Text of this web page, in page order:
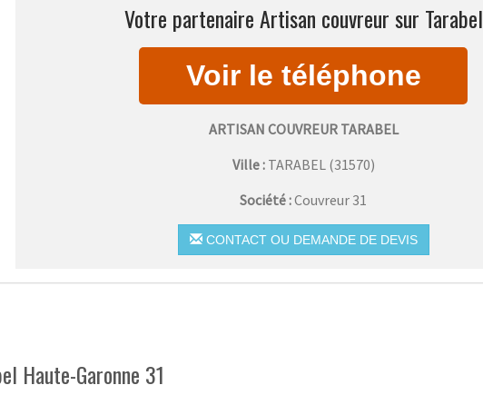
Votre partenaire Artisan couvreur sur Tarabel
ARTISAN COUVREUR TARABEL
Ville : TARABEL(31570)
Société :Couvreur 31
CONTACT OU DEMANDE DE DEVIS
Haute-Garonne 31